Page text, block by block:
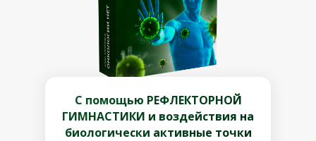
С помощью РЕФЛЕКТОРНОЙ
ГИМНАСТИКИ и воздействия на
биологически активные точки